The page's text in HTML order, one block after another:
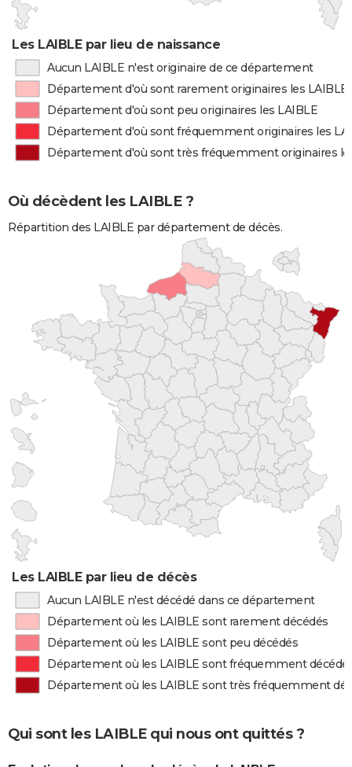
Les LAIBLE par lieu de naissance
Aucun LAIBLE n'est originaire de ce département
Département d'où sont rarement originaires les LAIBLE
Département d'où sont peu originaires les LAIBLE
Département d'où sont fréquemment originaires les
Département d'où sont très fréquemment originaires
Où décèdent les LAIBLE ?
Répartition des LAIBLE par département de décès.
Les LAIBLE par lieu de décès
Aucun LAIBLE n'est décédé dans ce département
Département où les LAIBLE sont rarement décédés
Département où les LAIBLE sont peu décédés
Département où les LAIBLE sont fréquemment
Département où les LAIBLE sont très fréquemment
Qui sont les LAIBLE qui nous ont quittés ?